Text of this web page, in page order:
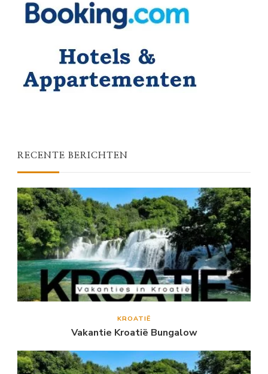
RECENTE BERICHTEN
KROATIË
Vakantie Kroatië Bungalow